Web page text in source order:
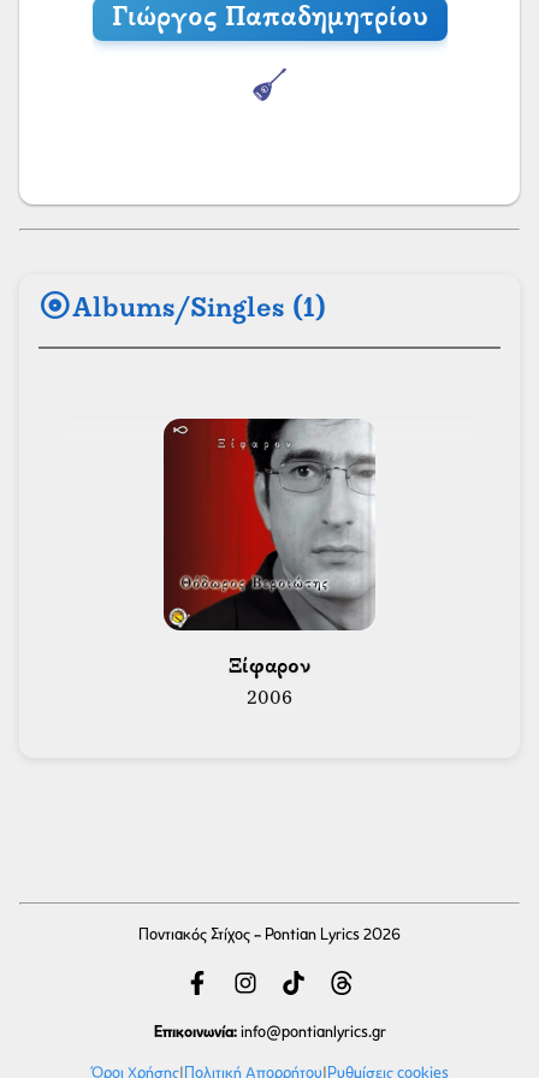
Γιώργος Παπαδημητρίου
albumAlbums/Singles (1)
Ξίφαρον
2006
Ποντιακός Στίχος - Pontian Lyrics 2026
Επικοινωνία: info@pontianlyrics.gr
Όροι Χρήσης| Πολιτική Απορρήτου| Ρυθμίσεις cookies